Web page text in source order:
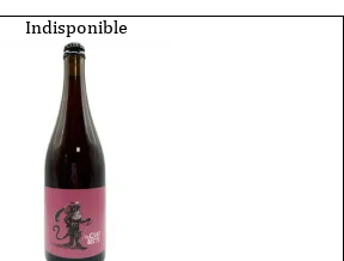
Indisponible